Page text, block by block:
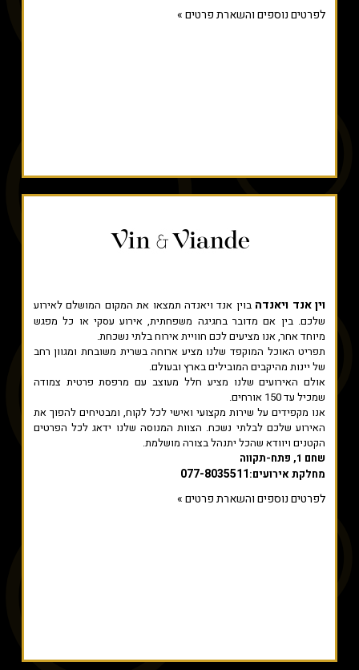
לפרטים נוספים והשארת פרטים »
וין אנד ויאנדהבוין אנד ויאנדה תמצאו את המקום המושלם לאירוע
שלכם. בין אם מדובר בחגיגה משפחתית, אירוע עסקי או כל מפגש
מיוחד אחר, אנו מציעים לכם חוויית אירוח בלתי נשכחת.
תפריט האוכל המוקפד שלנו מציע ארוחה בשרית משובחת ומגוון רחב
של יינות מהיקבים המובילים בארץ ובעולם.
אולם האירועים שלנו מציע חלל מעוצב עם מרפסת פרטית צמודה
שמכיל עד 150 אורחים.
אנו מקפידים על שירות מקצועי ואישי לכל לקוח, ומבטיחים להפוך את
האירוע שלכם לבלתי נשכח. הצוות המנוסה שלנו ידאג לכל הפרטים
הקטנים ויוודא שהכל יתנהל בצורה מושלמת.
שחם 1, פתח-תקווה
מחלקת אירועים:077-8035511
לפרטים נוספים והשארת פרטים »